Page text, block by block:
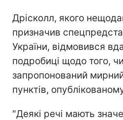
Дрісколл, якого
призначив
України, відмовився
подробиці щодо того,
запропонований
пунктів,
"Деякі речі мають